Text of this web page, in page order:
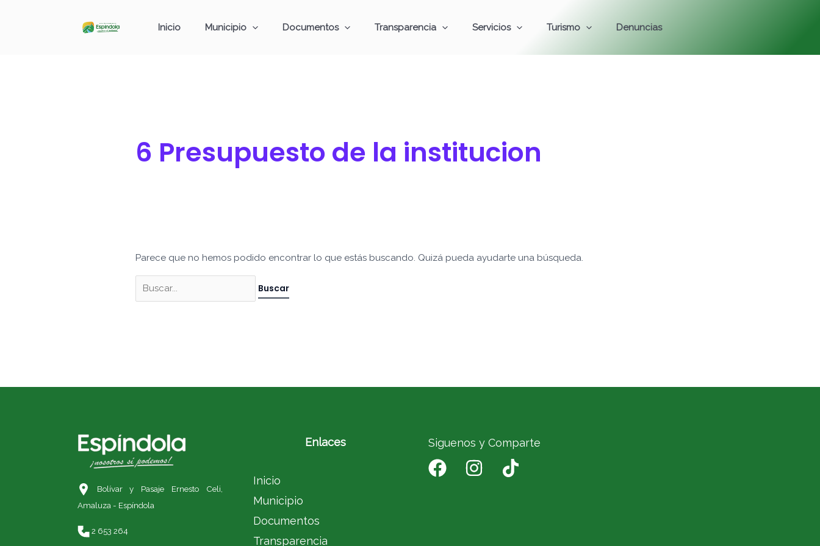
Inicio Municipio Documentos Transparencia Servicios Turismo Denuncias
6 Presupuesto de la institucion
Parece que no hemos podido encontrar lo que estás buscando. Quizá pueda ayudarte una búsqueda.
Bolívar y Pasaje Ernesto Celi,
Amaluza - Espíndola
2 653 264
Enlaces
Inicio
Municipio
Documentos
Transparencia
Siguenos y Comparte